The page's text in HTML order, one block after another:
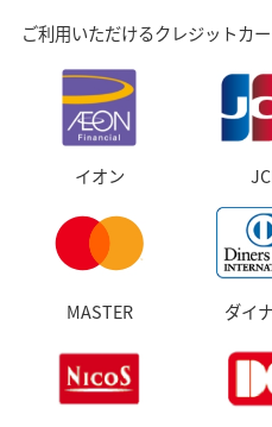
ご利用いただけるクレジットカ
イオン
MASTER ダイ